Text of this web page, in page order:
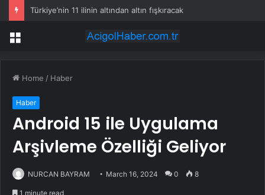
Türkiye’nin 11 ilinin altından altın fışkıracak
Menu
Home / Haber
Haber
Android 15 ile Uygulama
Arşivleme Özelliği Geliyor
NURCAN BAYRAM March 16, 2024 0 8
1 minute read